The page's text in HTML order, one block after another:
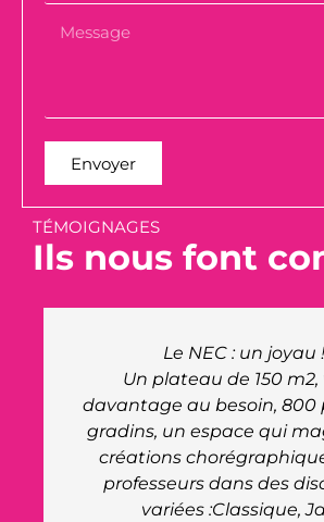
TÉMOIGNAGES
Ils nous font
Le site du NEC nous a
organisation, ainsi
très bel
La venue du Maire pour
nos artistes a été très
merci à lui de l'intérêt
porté. Le personnel du
Envoyer